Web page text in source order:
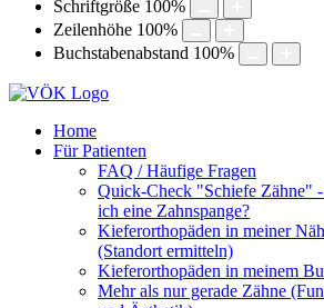
Schriftgröße 100%
Zeilenhöhe 100%
Buchstabenabstand 100%
Home
Für Patienten
FAQ / Häufige Fragen
Quick-Check "Schiefe Zähne"
ich eine Zahnspange?
Kieferorthopäden in meiner
(Standort ermitteln)
Kieferorthopäden in meinem
Mehr als nur gerade Zähne